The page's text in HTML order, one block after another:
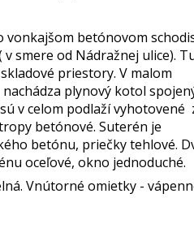
vonkajšom betónovom
smere od Nádražnej ulice).
priestory. V malom
plynový kotol
v celom podlaží vyhotovené
betónové. Suterén je
betónu, priečky tehlové.
oceľové, okno jednoduché.
Vnútorné omietky -